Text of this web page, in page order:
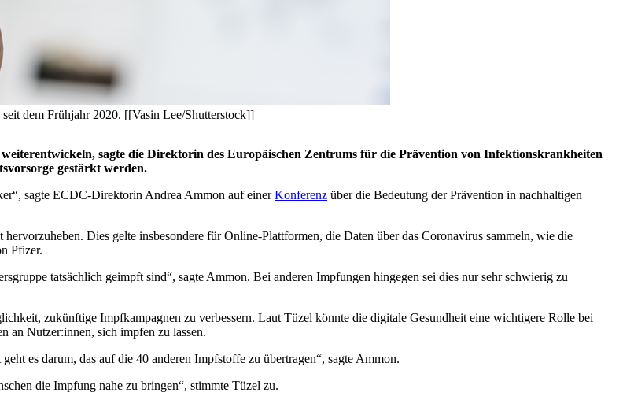
dem Frühjahr 2020. [[Vasin Lee/Shutterstock]]
sagte die Direktorin des Europäischen Zentrums für die Prävention von Infektionskrankheiten
gestärkt werden.
sagte ECDC-Direktorin Andrea Ammon auf einerKonferenz über die Bedeutung der Prävention in nachhaltigen
Dies gelte insbesondere für Online-Plattformen, die Daten über das Coronavirus sammeln, wie die
Pfizer.
tatsächlich geimpft sind“, sagte Ammon. Bei anderen Impfungen hingegen sei dies nur sehr schwierig zu
zukünftige Impfkampagnen zu verbessern. Laut Tüzel könnte die digitale Gesundheit eine wichtigere Rolle bei
an Nutzer:innen, sich impfen zu lassen.
es darum, das auf die 40 anderen Impfstoffe zu übertragen“, sagte Ammon.
die Impfung nahe zu bringen“, stimmte Tüzel zu.